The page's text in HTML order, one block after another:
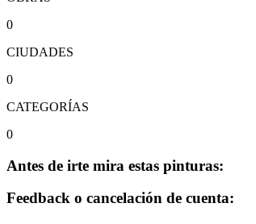
0
CIUDADES
0
CATEGORÍAS
0
Antes de irte mira estas pinturas:
Feedback o cancelación de cuenta: